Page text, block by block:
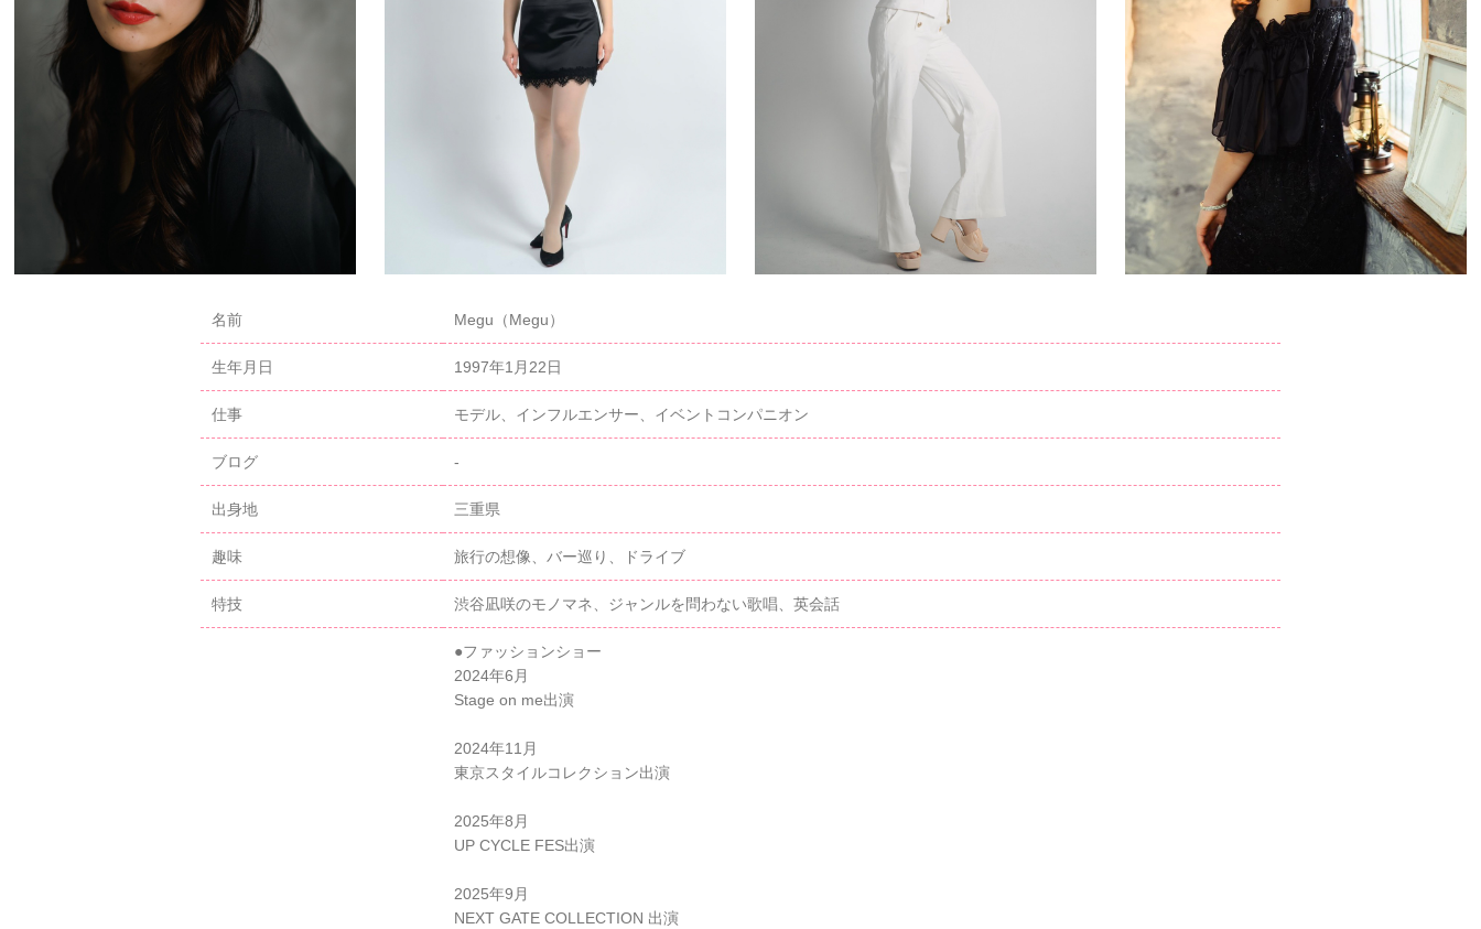
名前 Megu（Megu）
生年月日 1997年1月22日
仕事 モデル、インフルエンサー、イベントコンパニオン
ブログ -
出身地 三重県
趣味 旅行の想像、バー巡り、ドライブ
特技 渋谷凪咲のモノマネ、ジャンルを問わない歌唱、英会話
●ファッションショー
2024年6月
Stage on me出演
2024年11月
東京スタイルコレクション出演
2025年8月
UP CYCLE FES出演
2025年9月
NEXT GATE COLLECTION 出演